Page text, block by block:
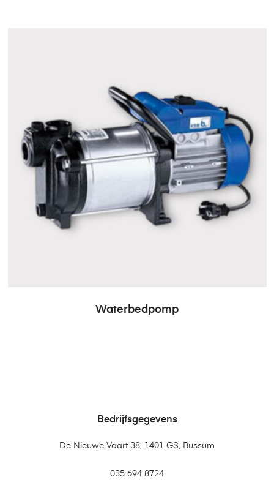
Waterbedpomp
Bedrijfsgegevens
De Nieuwe Vaart 38, 1401 GS, Bussum
035 694 8724